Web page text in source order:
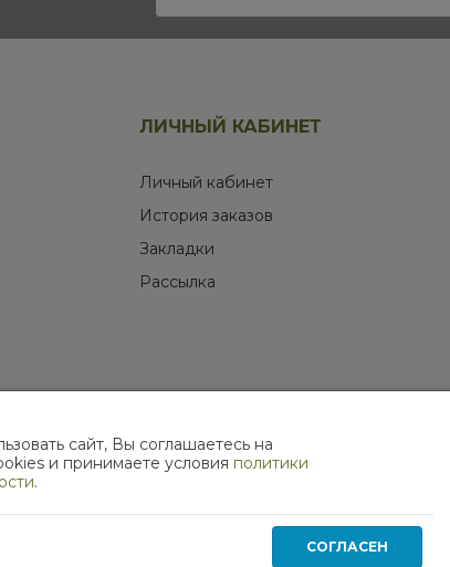
ЛИЧНЫЙ КАБИНЕТ
Личный кабинет
История заказов
Закладки
Рассылка
В СОЦИАЛЬНЫХ СЕТЯХ
сайт, Вы соглашаетесь на
и принимаете условия политики
.
СОГЛАСЕН